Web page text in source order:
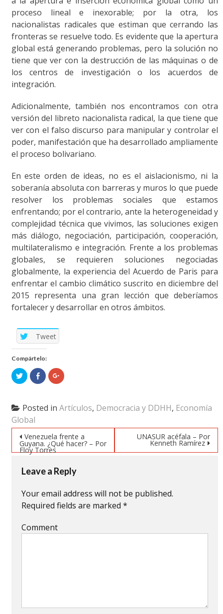
proceso lineal e inexorable; por la otra, los
nacionalistas radicales que estiman que cerrando las
fronteras se resuelve todo. Es evidente que la apertura
global está generando problemas, pero la solución no
tiene que ver con la destrucción de las máquinas o de
los centros de investigación o los acuerdos de
integración.
Adicionalmente, también nos encontramos con otra
versión del libreto nacionalista radical, la que tiene que
ver con el falso discurso para manipular y controlar el
poder, manifestación que ha desarrollado ampliamente
el proceso bolivariano.
En este orden de ideas, no es el aislacionismo, ni la
soberanía absoluta con barreras y muros lo que puede
resolver los problemas sociales que estamos
enfrentando; por el contrario, ante la heterogeneidad y
complejidad técnica que vivimos, las soluciones exigen
más diálogo, negociación, participación, cooperación,
multilateralismo e integración. Frente a los problemas
globales, se requieren soluciones negociadas
globalmente, la experiencia del Acuerdo de Paris para
enfrentar el cambio climático suscrito en diciembre del
2015 representa una gran lección que deberíamos
fortalecer y desarrollar en otros ámbitos.
Tweet
Compártelo:
Click
to
share
(Opens
in
new
window)
Click
to
share
(Opens
in
Click
to
(Opens
in
Posted in Artículos, Democracia y DDHH, Economía
Global
Post navigation
Venezuela frente a
Guyana. ¿Qué hacer? – Por
Eloy Torres
UNASUR acéfala – Por
Kenneth Ramírez
Leave a Reply
Your email address will not be published.
Required fields are marked *
Comment